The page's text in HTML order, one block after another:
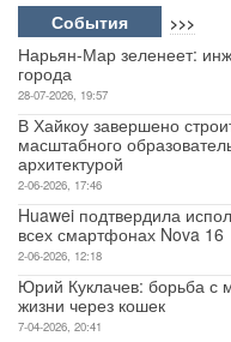
События >>>
Нарьян-Мар зеленеет:
города
28-07-2026, 19:57
В Хайкоу завершено
масштабного
архитектурой
2-06-2026, 17:46
Huawei подтвердила
всех смартфонах Nova 16
2-06-2026, 12:18
Юрий Куклачев: борьба с
жизни через кошек
7-04-2026, 20:41